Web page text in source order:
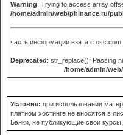
Warning: Trying to access array
/home/admin/web/phinance.ru/
часть информации взята с
Deprecated: str_replace(): Passing
/home/admin/
Условия: при использовании
платном хостинге не вносятся в
Банки, не публикующие свои